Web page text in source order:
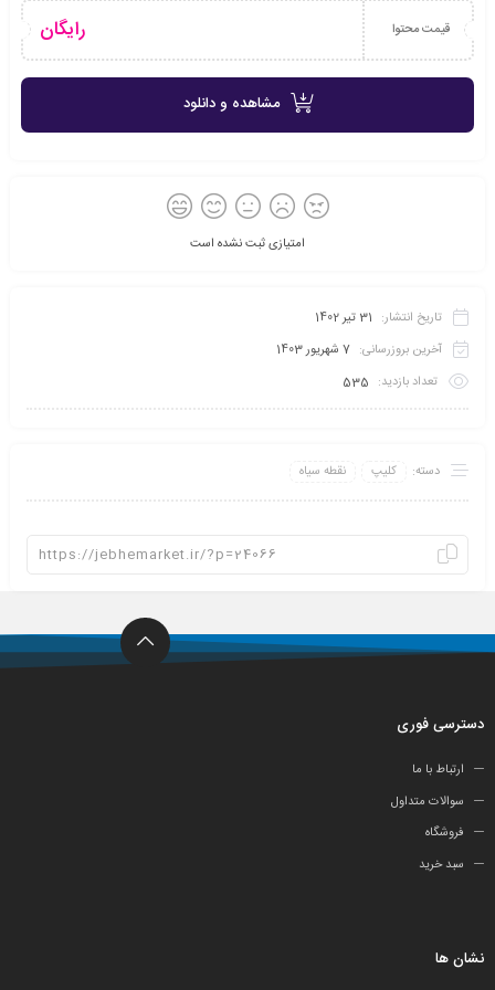
قیمت محتوا رایگان
مشاهده و دانلود
امتیازی ثبت نشده است
تاریخ انتشار: 31 تیر 1402
آخرین بروزرسانی: 7 شهریور 1403
تعداد بازدید: 535
دسته: کلیپ نقطه سیاه
دسترسی فوری
ارتباط با ما
سوالات متداول
فروشگاه
سبد خرید
نشان ها